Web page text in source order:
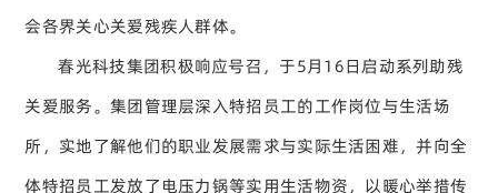
会各界关心关爱残疾人群体。
春光科技集团积极响应号召，于5月16日启动系列助残
关爱服务。集团管理层深入特招员工的工作岗位与生活场
所，实地了解他们的职业发展需求与实际生活困难，并向全
体特招员工发放了电压力锅等实用生活物资，以暖心举措传